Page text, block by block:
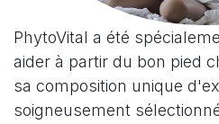
PhytoVital a été
aider à partir du bon pied
sa composition unique
soigneusement